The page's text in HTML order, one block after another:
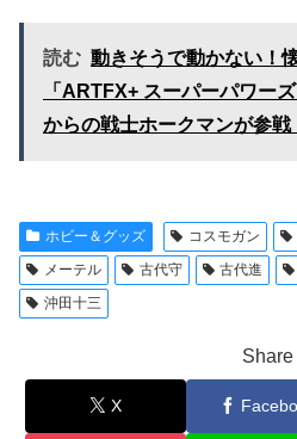
読む 動きそうで動かない！
「ARTFX+ スーパーパワー
からの戦士ホークマンが参戦
ホビー＆グッズ コスモガン
メーテル
古代守 古代進
沖田十三
Share
X